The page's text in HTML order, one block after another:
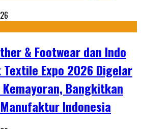
& Footwear dan Indo
Textile Expo 2026 Digelar
Kemayoran, Bangkitkan
Indonesia